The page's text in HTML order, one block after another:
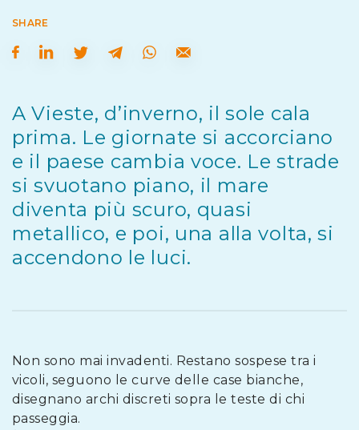
SHARE
A Vieste, d’inverno, il sole cala
prima. Le giornate si accorciano
e il paese cambia voce. Le strade
si svuotano piano, il mare
diventa più scuro, quasi
metallico, e poi, una alla volta, si
accendono le luci.
Non sono mai invadenti. Restano sospese tra i
vicoli, seguono le curve delle case bianche,
disegnano archi discreti sopra le teste di chi
passeggia.